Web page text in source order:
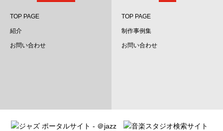
2022.5
2021.12
TOP PAGE
紹介
お問い合わせ
TOP PAGE
制作事例集
お問い合わせ